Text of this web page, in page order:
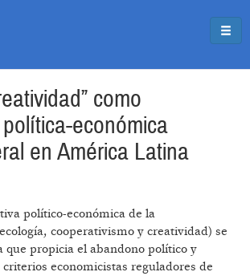
como
económica
en América Latina
político-económica de la
cooperativismo y creatividad) se
que propicia el abandono político y
economicistas reguladores de